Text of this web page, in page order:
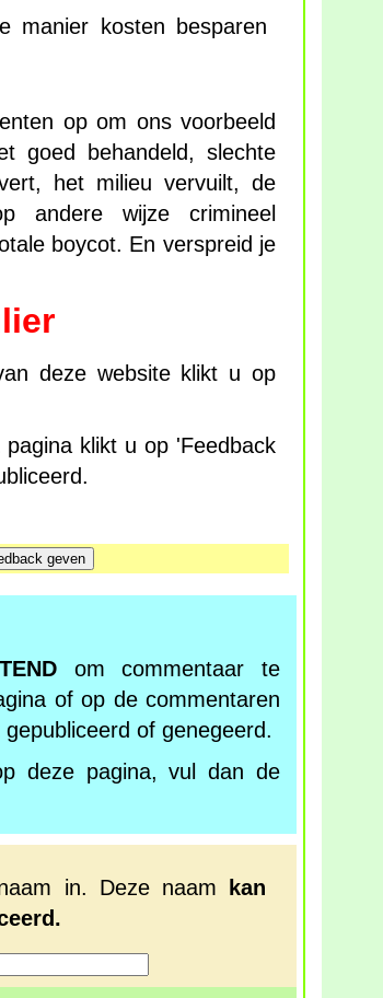
manier kosten besparen
op om ons voorbeeld
goed behandeld, slechte
het milieu vervuilt, de
andere wijze crimineel
boycot. En verspreid je
deze website klikt u op
klikt u op 'Feedback
om commentaar te
of op de commentaren
of genegeerd.
deze pagina, vul dan de
in. Deze naam
kan